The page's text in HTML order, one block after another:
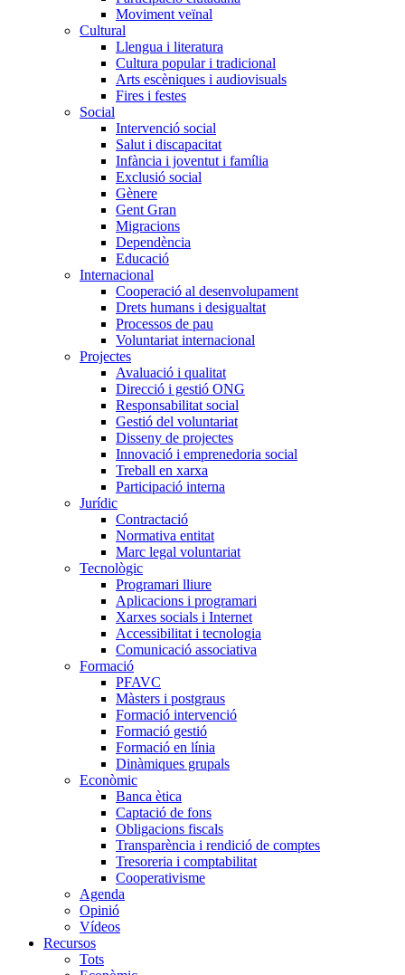
Moviment veïnal
Cultural
Llengua i literatura
Cultura popular i tradicional
Arts escèniques i audiovisuals
Fires i festes
Social
Intervenció social
Salut i discapacitat
Infància i joventut i família
Exclusió social
Gènere
Gent Gran
Migracions
Dependència
Educació
Internacional
Cooperació al desenvolupament
Drets humans i desigualtat
Processos de pau
Voluntariat internacional
Projectes
Avaluació i qualitat
Direcció i gestió ONG
Responsabilitat social
Gestió del voluntariat
Disseny de projectes
Innovació i emprenedoria social
Treball en xarxa
Participació interna
Jurídic
Contractació
Normativa entitat
Marc legal voluntariat
Tecnològic
Programari lliure
Aplicacions i programari
Xarxes socials i Internet
Accessibilitat i tecnologia
Comunicació associativa
Formació
PFAVC
Màsters i postgraus
Formació intervenció
Formació gestió
Formació en línia
Dinàmiques grupals
Econòmic
Banca ètica
Captació de fons
Obligacions fiscals
Transparència i rendició de comptes
Tresoreria i comptabilitat
Cooperativisme
Agenda
Opinió
Vídeos
Recursos
Tots